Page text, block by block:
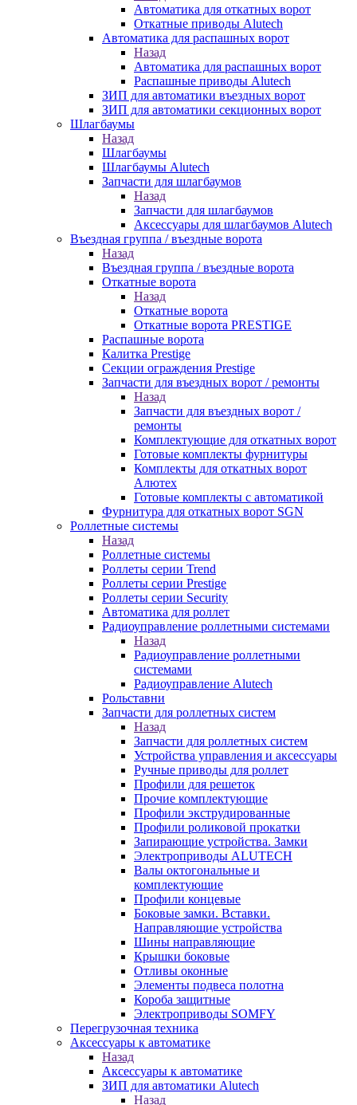
Автоматика для откатных ворот
Откатные приводы Alutech
Автоматика для распашных ворот
Назад
Автоматика для распашных ворот
Распашные приводы Alutech
ЗИП для автоматики въездных ворот
ЗИП для автоматики секционных ворот
Шлагбаумы
Назад
Шлагбаумы
Шлагбаумы Alutech
Запчасти для шлагбаумов
Назад
Запчасти для шлагбаумов
Аксессуары для шлагбаумов Alutech
Въездная группа / въездные ворота
Назад
Въездная группа / въездные ворота
Откатные ворота
Назад
Откатные ворота
Откатные ворота PRESTIGE
Распашные ворота
Калитка Prestige
Секции ограждения Prestige
Запчасти для въездных ворот / ремонты
Назад
Запчасти для въездных ворот /
ремонты
Комплектующие для откатных ворот
Готовые комплекты фурнитуры
Комплекты для откатных ворот
Алютех
Готовые комплекты с автоматикой
Фурнитура для откатных ворот SGN
Роллетные системы
Назад
Роллетные системы
Роллеты серии Trend
Роллеты серии Prestige
Роллеты серии Security
Автоматика для роллет
Радиоуправление роллетными системами
Назад
Радиоуправление роллетными
системами
Радиоуправление Alutech
Рольставни
Запчасти для роллетных систем
Назад
Запчасти для роллетных систем
Устройства управления и аксессуары
Ручные приводы для роллет
Профили для решеток
Прочие комплектующие
Профили экструдированные
Профили роликовой прокатки
Запирающие устройства. Замки
Электроприводы ALUTECH
Валы октогональные и
комплектующие
Профили концевые
Боковые замки. Вставки.
Направляющие устройства
Шины направляющие
Крышки боковые
Отливы оконные
Элементы подвеса полотна
Короба защитные
Электроприводы SOMFY
Перегрузочная техника
Аксессуары к автоматике
Назад
Аксессуары к автоматике
ЗИП для автоматики Alutech
Назад